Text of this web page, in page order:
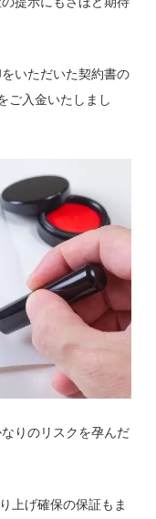
いただいた契約書の
ご入金いたしまし
りのリスクを孕んだ
上げ確保の保証もま